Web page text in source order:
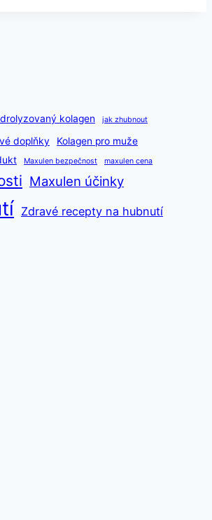
kolagen jak zhubnout
doplňky
Kolagen pro muže
Maxulen bezpečnost maxulen cena
Maxulen účinky
Zdravé recepty na hubnutí